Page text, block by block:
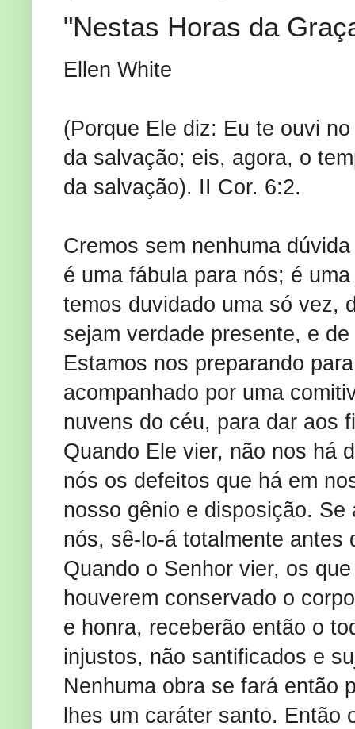
"Nestas Horas da
Ellen White
(Porque Ele diz: Eu te ouvi
da salvação; eis, agora, o
da salvação). II Cor. 6:2.
Cremos sem nenhuma
é uma fábula para nós; é
temos duvidado uma só vez,
sejam verdade presente, e
Estamos nos preparando
acompanhado por uma
nuvens do céu, para dar aos
Quando Ele vier, não nos há
nós os defeitos que há em
nosso gênio e disposição.
nós, sê-lo-á totalmente antes
Quando o Senhor vier, os
houverem conservado o
e honra, receberão então o
injustos, não santificados e
Nenhuma obra se fará então
lhes um caráter santo.